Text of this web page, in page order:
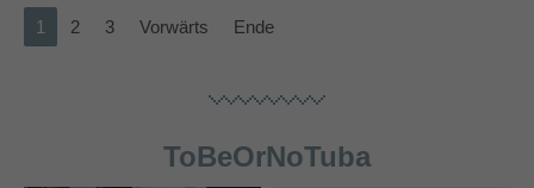
1 2 3 Vorwärts Ende
ToBeOrNoTuba